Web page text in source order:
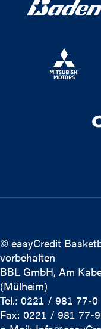
© easyCredit
vorbehalten
BBL GmbH, Am
(Mülheim)
Tel.: 0221 / 981 77-0
Fax: 0221 / 981 77-